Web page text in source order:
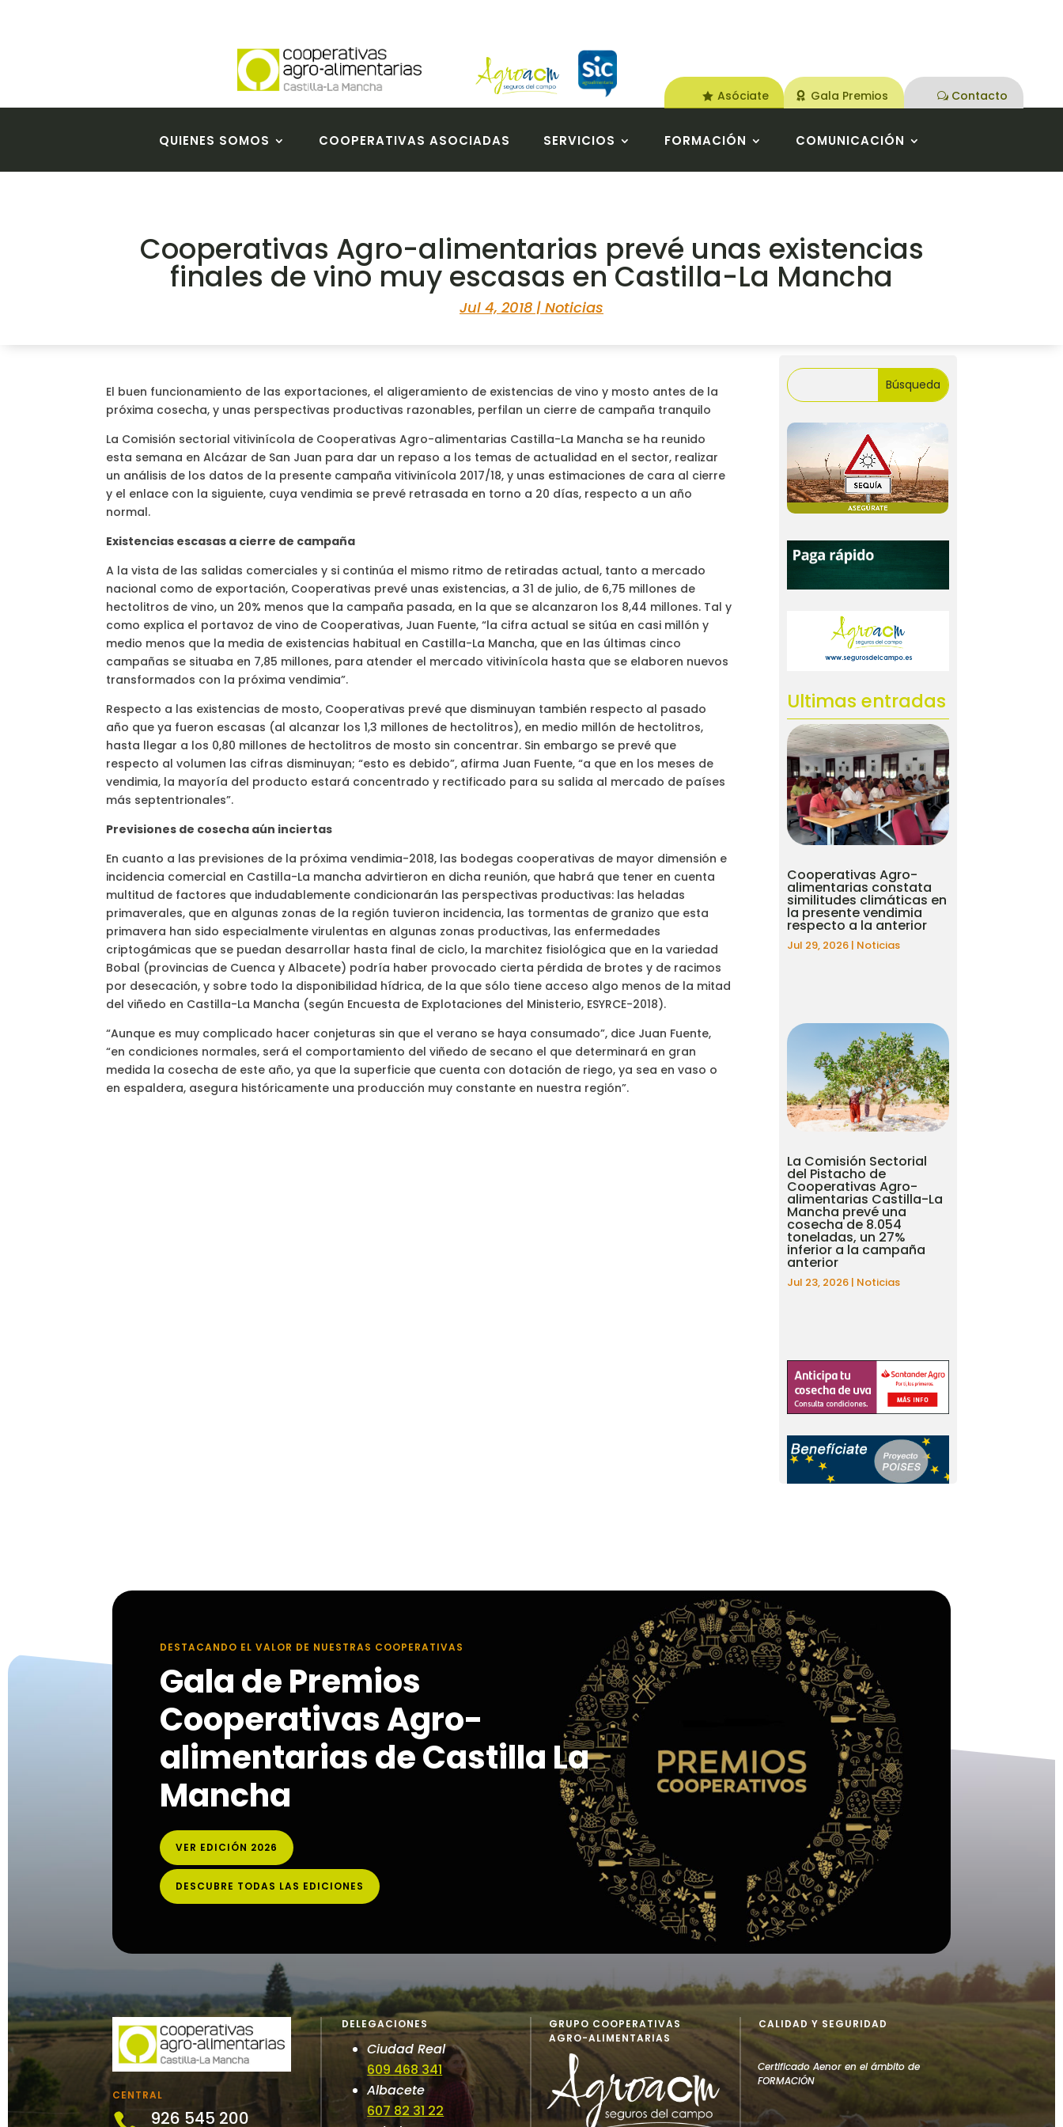
Asóciate Gala Premios Contacto
QUIENES SOMOS COOPERATIVAS ASOCIADAS SERVICIOS FORMACIÓN COMUNICACIÓN
Cooperativas Agro-alimentarias prevé unas existencias
finales de vino muy escasas en Castilla-La Mancha
Jul 4, 2018 | Noticias
El buen funcionamiento de las exportaciones, el aligeramiento de existencias de vino y mosto antes de la
próxima cosecha, y unas perspectivas productivas razonables, perfilan un cierre de campaña tranquilo
La Comisión sectorial vitivinícola de Cooperativas Agro-alimentarias Castilla-La Mancha se ha reunido
esta semana en Alcázar de San Juan para dar un repaso a los temas de actualidad en el sector, realizar
un análisis de los datos de la presente campaña vitivinícola 2017/18, y unas estimaciones de cara al cierre
y el enlace con la siguiente, cuya vendimia se prevé retrasada en torno a 20 días, respecto a un año
normal.
Existencias escasas a cierre de campaña
A la vista de las salidas comerciales y si continúa el mismo ritmo de retiradas actual, tanto a mercado
nacional como de exportación, Cooperativas prevé unas existencias, a 31 de julio, de 6,75 millones de
hectolitros de vino, un 20% menos que la campaña pasada, en la que se alcanzaron los 8,44 millones. Tal y
como explica el portavoz de vino de Cooperativas, Juan Fuente, “la cifra actual se sitúa en casi millón y
medio menos que la media de existencias habitual en Castilla-La Mancha, que en las últimas cinco
campañas se situaba en 7,85 millones, para atender el mercado vitivinícola hasta que se elaboren nuevos
transformados con la próxima vendimia”.
Respecto a las existencias de mosto, Cooperativas prevé que disminuyan también respecto al pasado
año que ya fueron escasas (al alcanzar los 1,3 millones de hectolitros), en medio millón de hectolitros,
hasta llegar a los 0,80 millones de hectolitros de mosto sin concentrar. Sin embargo se prevé que
respecto al volumen las cifras disminuyan; “esto es debido”, afirma Juan Fuente, “a que en los meses de
vendimia, la mayoría del producto estará concentrado y rectificado para su salida al mercado de países
más septentrionales”.
Previsiones de cosecha aún inciertas
En cuanto a las previsiones de la próxima vendimia-2018, las bodegas cooperativas de mayor dimensión e
incidencia comercial en Castilla-La mancha advirtieron en dicha reunión, que habrá que tener en cuenta
multitud de factores que indudablemente condicionarán las perspectivas productivas: las heladas
primaverales, que en algunas zonas de la región tuvieron incidencia, las tormentas de granizo que esta
primavera han sido especialmente virulentas en algunas zonas productivas, las enfermedades
criptogámicas que se puedan desarrollar hasta final de ciclo, la marchitez fisiológica que en la variedad
Bobal (provincias de Cuenca y Albacete) podría haber provocado cierta pérdida de brotes y de racimos
por desecación, y sobre todo la disponibilidad hídrica, de la que sólo tiene acceso algo menos de la mitad
del viñedo en Castilla-La Mancha (según Encuesta de Explotaciones del Ministerio, ESYRCE-2018).
“Aunque es muy complicado hacer conjeturas sin que el verano se haya consumado”, dice Juan Fuente,
“en condiciones normales, será el comportamiento del viñedo de secano el que determinará en gran
medida la cosecha de este año, ya que la superficie que cuenta con dotación de riego, ya sea en vaso o
en espaldera, asegura históricamente una producción muy constante en nuestra región”.
Ultimas entradas
Cooperativas Agro-
alimentarias constata
similitudes climáticas en
la presente vendimia
respecto a la anterior
Jul 29, 2026 | Noticias
La Comisión Sectorial
del Pistacho de
Cooperativas Agro-
alimentarias Castilla-La
Mancha prevé una
cosecha de 8.054
toneladas, un 27%
inferior a la campaña
anterior
Jul 23, 2026 | Noticias
DESTACANDO EL VALOR DE NUESTRAS COOPERATIVAS
Gala de Premios
Cooperativas Agro-
alimentarias de Castilla La
Mancha
VER EDICIÓN 2026
DESCUBRE TODAS LAS EDICIONES
CENTRAL
926 545 200
DELEGACIONES
Ciudad Real
609 468 341
Albacete
607 82 31 22
GRUPO COOPERATIVAS
AGRO-ALIMENTARIAS
CALIDAD Y SEGURIDAD
Certificado Aenor en el ámbito de
FORMACIÓN